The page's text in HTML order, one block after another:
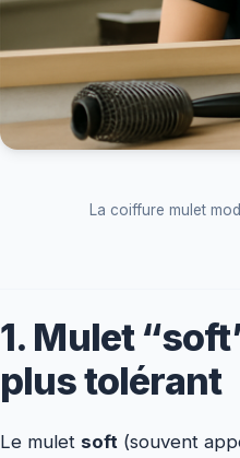
La coiffure mulet
1. Mulet
plus tolérant
Le mulet soft (souvent